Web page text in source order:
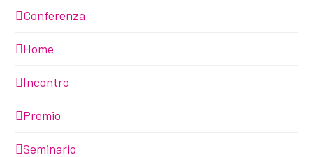
Conferenza
Home
Incontro
Premio
Seminario